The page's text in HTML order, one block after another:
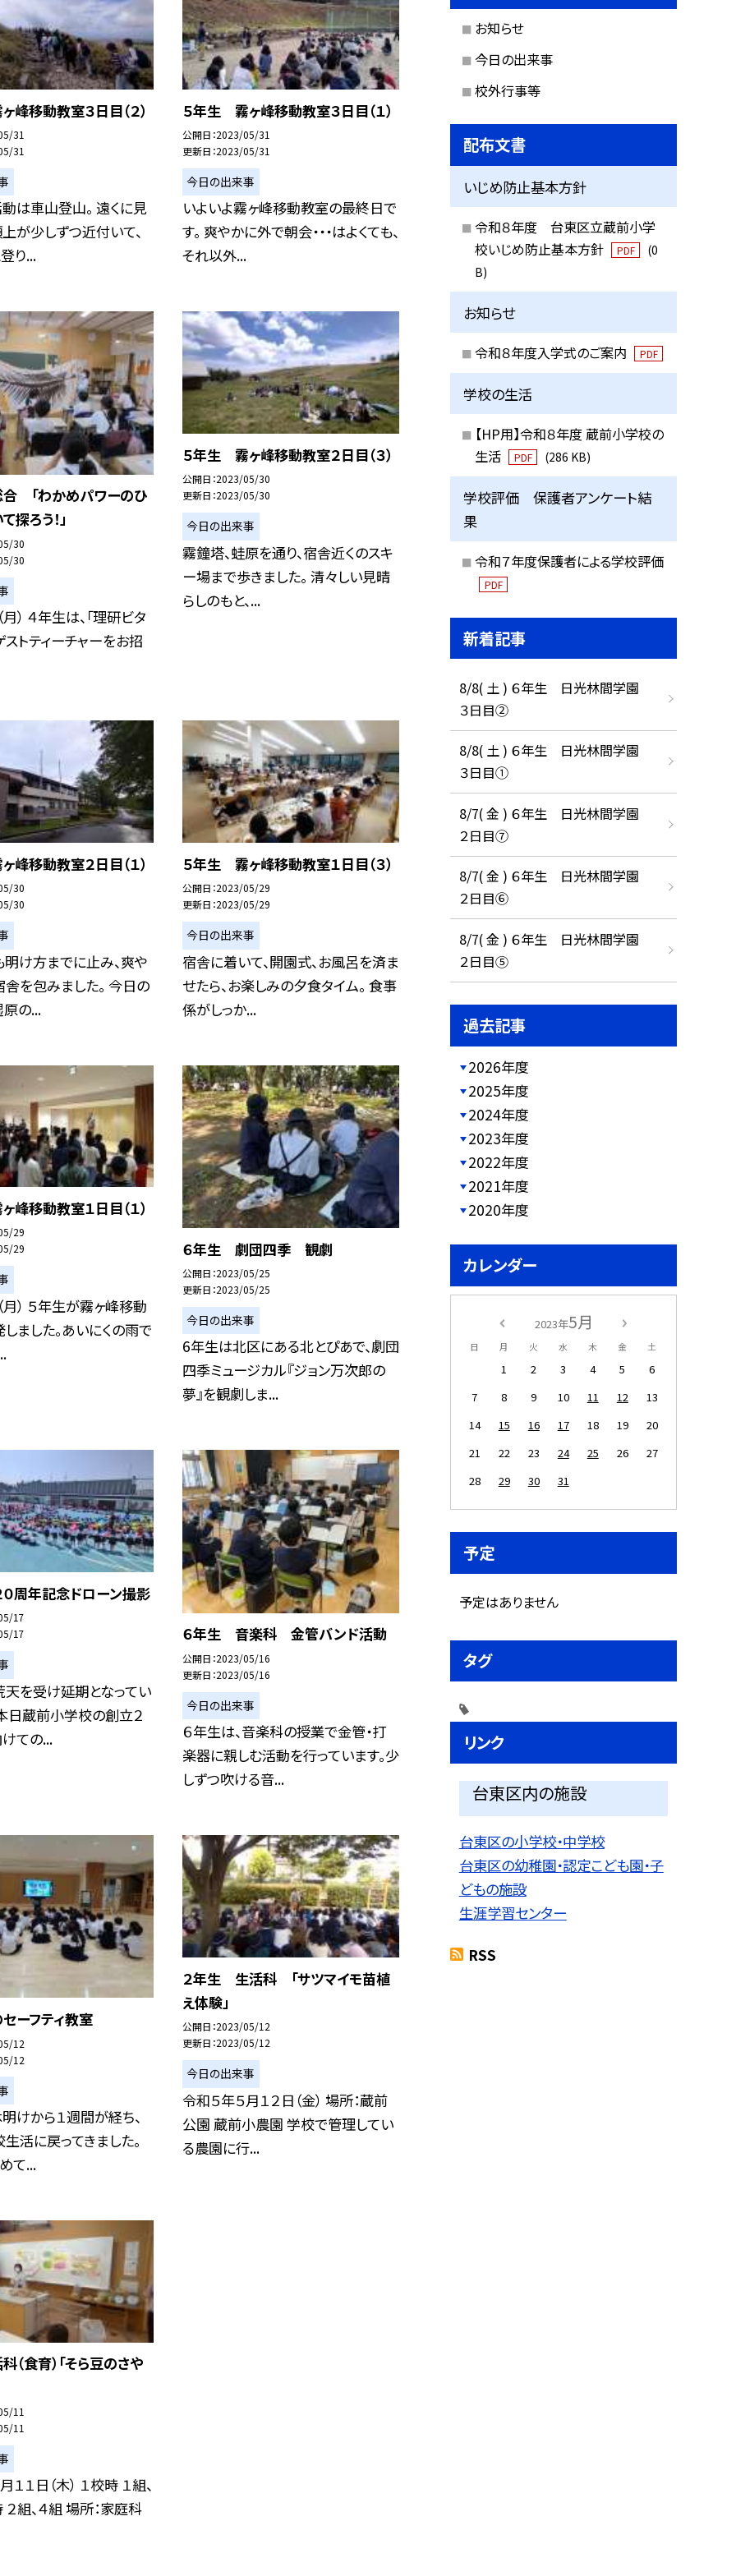
移動教室３日目（２）
31
31
は車山登山。 遠くに見
が少しずつ近付いて、
り...
５年生 霧ヶ峰移動教室３日目（１）
公開日 2023/05/31
更新日 2023/05/31
今日の出来事
いよいよ霧ヶ峰移動教室の最終日で
す。 爽やかに外で朝会・・・はよくても、
それ以外...
「わかめパワーのひ
探ろう！」
30
30
月） ４年生は、「理研ビタ
ストティーチャーをお招
５年生 霧ヶ峰移動教室２日目（３）
公開日 2023/05/30
更新日 2023/05/30
今日の出来事
霧鐘塔、蛙原を通り、宿舎近くのスキ
ー場まで歩きました。 清々しい見晴
らしのもと、...
移動教室２日目（１）
30
30
け方までに止み、爽や
を包みました。 今日の
の...
５年生 霧ヶ峰移動教室１日目（３）
公開日 2023/05/29
更新日 2023/05/29
今日の出来事
宿舎に着いて、開園式、お風呂を済ま
せたら、お楽しみの夕食タイム。 食事
係がしっか...
移動教室１日目（１）
29
29
月） ５年生が霧ヶ峰移動
ました。あいにくの雨で
６年生 劇団四季 観劇
公開日 2023/05/25
更新日 2023/05/25
今日の出来事
6年生は北区にある北とぴあで、劇団
四季ミュージカル『ジョン万次郎の
夢』を観劇しま...
周年記念ドローン撮影
17
17
を受け延期となってい
日蔵前小学校の創立２
ての...
６年生 音楽科 金管バンド活動
公開日 2023/05/16
更新日 2023/05/16
今日の出来事
６年生は、音楽科の授業で金管・打
楽器に親しむ活動を行っています。少
しずつ吹ける音...
ーフティ教室
12
12
けから１週間が経ち、
活に戻ってきました。
て...
２年生 生活科 「サツマイモ苗植
え体験」
公開日 2023/05/12
更新日 2023/05/12
今日の出来事
令和５年５月１２日（金） 場所：蔵前
公園 蔵前小農園 学校で管理してい
る農園に行...
（食育）「そら豆のさや
11
11
１１日（木） １校時 １組、
組、４組 場所：家庭科
お知らせ
今日の出来事
校外行事等
配布文書
いじめ防止基本方針
令和８年度 台東区立蔵前小学
校いじめ防止基本方針
PDF
(0
B)
お知らせ
令和８年度入学式のご案内 PDF
学校の生活
【HP用】令和８年度 蔵前小学校の
生活
PDF (286 KB)
学校評価 保護者アンケート結
果
令和７年度保護者による学校評価
PDF
新着記事
8/8( 土 ) ６年生 日光林間学園
３日目②
8/8( 土 ) ６年生 日光林間学園
３日目①
8/7( 金 ) ６年生 日光林間学園
２日目⑦
8/7( 金 ) ６年生 日光林間学園
２日目⑥
8/7( 金 ) ６年生 日光林間学園
２日目⑤
過去記事
2026年度
2025年度
2024年度
2023年度
2022年度
2021年度
2020年度
カレンダー
2023年5月
日 月 火 水 木 金 土
1 2 3 4 5
6
7
8 9 10 11 12
13
14
15 16 17 18 19
20
21
22 23 24 25 26
27
28
29 30 31
予定
予定はありません
タグ
リンク
台東区内の施設
台東区の小学校・中学校
台東区の幼稚園・認定こども園・子
どもの施設
生涯学習センター
RSS